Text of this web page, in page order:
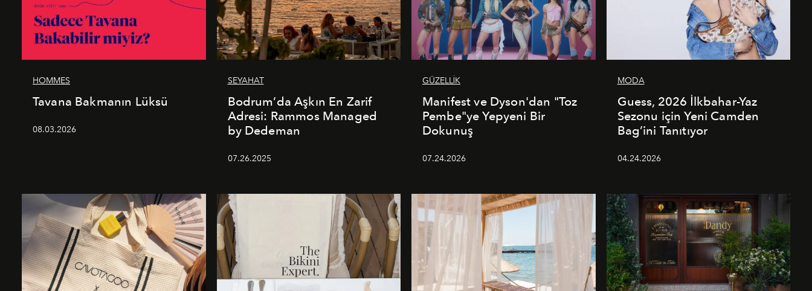
HOMMES
Tavana Bakmanın Lüksü
08.03.2026
SEYAHAT
Bodrum’da Aşkın En Zarif
Adresi: Rammos Managed
by Dedeman
07.26.2025
GÜZELLİK
Manifest ve Dyson'dan "Toz
Pembe"ye Yepyeni Bir
Dokunuş
07.24.2026
MODA
Guess, 2026 İlkbahar-Yaz
Sezonu için Yeni Camden
Bag’ini Tanıtıyor
04.24.2026